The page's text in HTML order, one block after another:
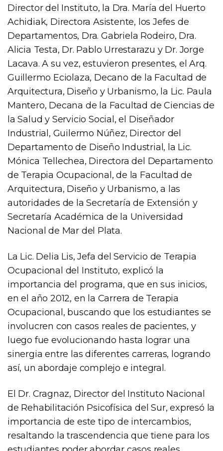
Director del Instituto, la Dra. María del Huerto
Achidiak, Directora Asistente, los Jefes de
Departamentos, Dra. Gabriela Rodeiro, Dra.
Alicia Testa, Dr. Pablo Urrestarazu y Dr. Jorge
Lacava. A su vez, estuvieron presentes, el Arq.
Guillermo Eciolaza, Decano de la Facultad de
Arquitectura, Diseño y Urbanismo, la Lic. Paula
Mantero, Decana de la Facultad de Ciencias de
la Salud y Servicio Social, el Diseñador
Industrial, Guilermo Núñez, Director del
Departamento de Diseño Industrial, la Lic.
Mónica Tellechea, Directora del Departamento
de Terapia Ocupacional, de la Facultad de
Arquitectura, Diseño y Urbanismo, a las
autoridades de la Secretaría de Extensión y
Secretaría Académica de la Universidad
Nacional de Mar del Plata.
La Lic. Delia Lis, Jefa del Servicio de Terapia
Ocupacional del Instituto, explicó la
importancia del programa, que en sus inicios,
en el año 2012, en la Carrera de Terapia
Ocupacional, buscando que los estudiantes se
involucren con casos reales de pacientes, y
luego fue evolucionando hasta lograr una
sinergia entre las diferentes carreras, logrando
así, un abordaje complejo e integral.
El Dr. Cragnaz, Director del Instituto Nacional
de Rehabilitación Psicofísica del Sur, expresó la
importancia de este tipo de intercambios,
resaltando la trascendencia que tiene para los